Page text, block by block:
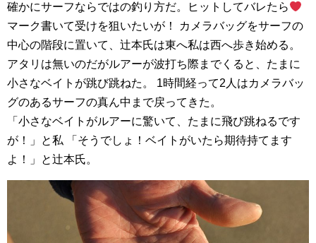
確かにサーフならではの釣り方だ。ヒットしてバレたら
マーク書いて受けを狙いたいが！ カメラバッグをサーフの
中心の階段に置いて、辻本氏は東へ私は西へ歩き始める。
アタリは無いのだがルアーが波打ち際までくると、たまに
小さなベイトが跳び跳ねた。 1時間経って2人はカメラバッ
グのあるサーフの真ん中まで戻ってきた。
「小さなベイトがルアーに驚いて、たまに飛び跳ねるです
が！」と私 「そうでしょ！ベイトがいたら期待持てます
よ！」と辻本氏。